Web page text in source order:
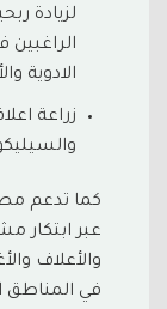
لزيادة
الادوية
زراعة
كما تدعم
عبر ابتكار
والأعلاف
في المناطق